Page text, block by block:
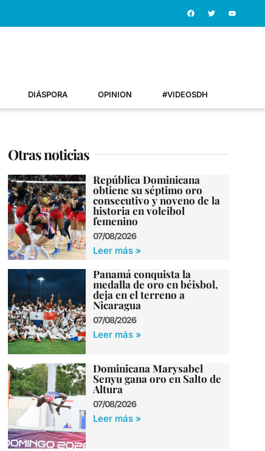
DIÁSPORA OPINION #VIDEOSDH
Otras noticias
República Dominicana
obtiene su séptimo oro
consecutivo y noveno de la
historia en voleibol
femenino
07/08/2026
Leer más »
Panamá conquista la
medalla de oro en béisbol,
deja en el terreno a
Nicaragua
07/08/2026
Leer más »
Dominicana Marysabel
Senyu gana oro en Salto de
Altura
07/08/2026
Leer más »